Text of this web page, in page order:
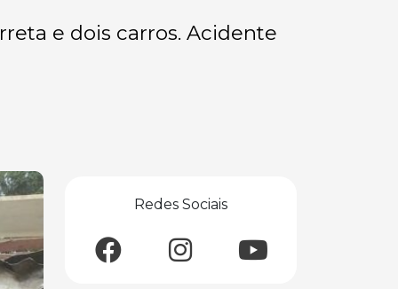
e dois carros. Acidente
Redes Sociais